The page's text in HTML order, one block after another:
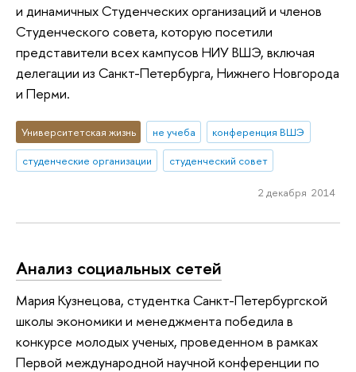
и динамичных Студенческих организаций и членов
Студенческого совета, которую посетили
представители всех кампусов НИУ ВШЭ, включая
делегации из Санкт-Петербурга, Нижнего Новгорода
и Перми.
Университетская жизнь не учеба
конференция ВШЭ
студенческие организации
студенческий совет
2 декабря 2014
Анализ социальных сетей
Мария Кузнецова, студентка Санкт-Петербургской
школы экономики и менеджмента победила в
конкурсе молодых ученых, проведенном в рамках
Первой международной научной конференции по